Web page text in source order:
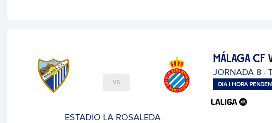
VS
ESTADIO LA ROSALEDA
MÁLAGA CF
JORNADA 8 ·
DIA I HORA